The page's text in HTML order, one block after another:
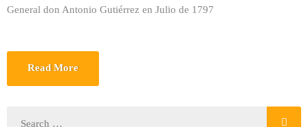
General don Antonio Gutiérrez en Julio de 1797
Read More